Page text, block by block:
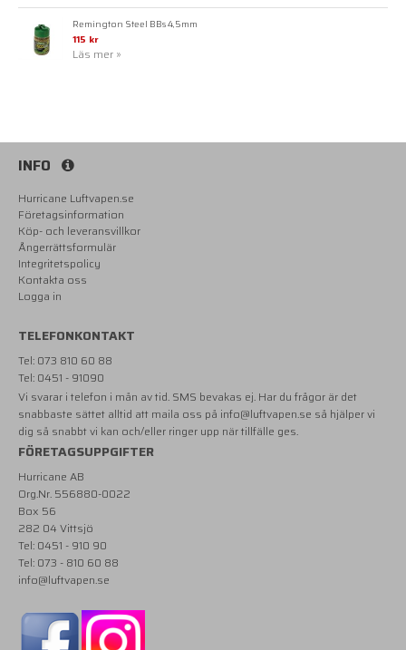
Remington Steel BBs 4,5mm
115 kr
Läs mer »
INFO
Hurricane Luftvapen.se
Företagsinformation
Köp- och leveransvillkor
Ångerrättsformulär
Integritetspolicy
Kontakta oss
Logga in
TELEFONKONTAKT
Tel: 073 810 60 88
Tel: 0451 - 91090
Vi svarar i telefon i mån av tid. SMS bevakas ej. Har du frågor är det
snabbaste sättet alltid att maila oss på info@luftvapen.se så hjälper vi
dig så snabbt vi kan och/eller ringer upp när tillfälle ges.
FÖRETAGSUPPGIFTER
Hurricane AB
Org.Nr. 556880-0022
Box 56
282 04 Vittsjö
Tel: 0451 - 910 90
Tel: 073 - 810 60 88
info@luftvapen.se